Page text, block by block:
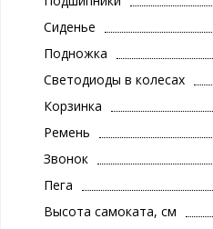
Сиденье
Подножка
Светодиоды в колесах
Корзинка
Ремень
Звонок
Пега
Высота самоката, см